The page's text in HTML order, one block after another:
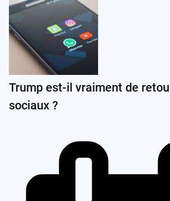
Trump est-il vraiment de
sociaux ?